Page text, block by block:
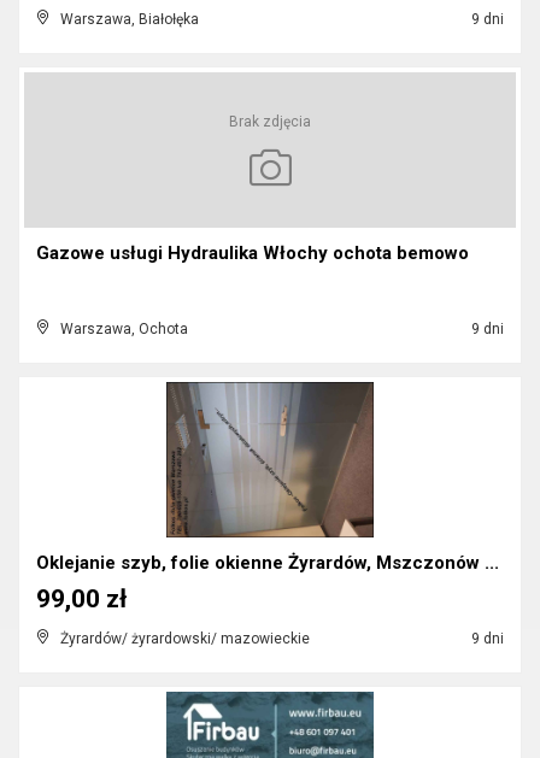
Warszawa, Białołęka 9 dni
Brak zdjęcia
Gazowe usługi Hydraulika Włochy ochota bemowo
Warszawa, Ochota 9 dni
Oklejanie szyb, folie okienne Żyrardów, Mszczonów ...
Żyrardów/ żyrardowski/ mazowieckie 9 dni
99,00 zł